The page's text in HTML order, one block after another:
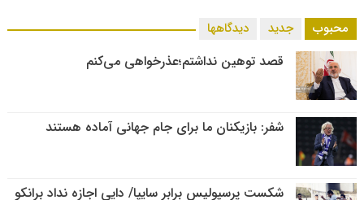
محبوب جدید دیدگاهها
قصد توهین نداشتم؛عذرخواهی می‌کنم
شفر: بازیکنان ما برای جام جهانی آماده هستند
شکست پرسپولیس برابر سایپا/ دایی اجازه نداد برانکو